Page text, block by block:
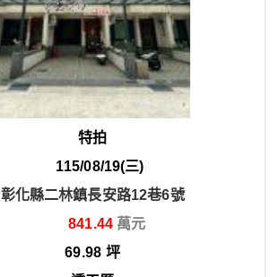
特拍
115/08/19(三)
彰化縣二林鎮長安路12巷6號
841.44
69.98 坪